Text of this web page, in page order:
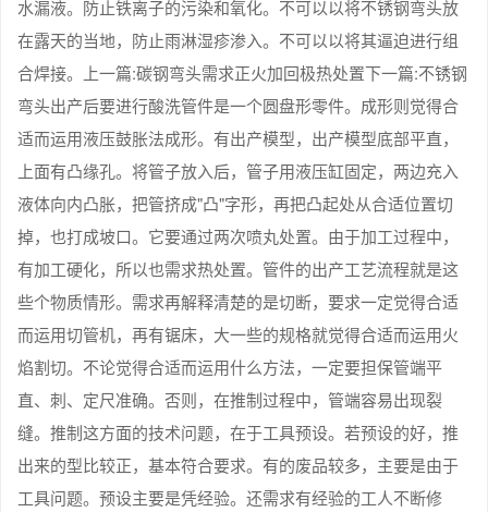
水漏液。防止铁离子的污染和氧化。不可以以将不锈钢弯头放
在露天的当地，防止雨淋湿疹渗入。不可以以将其逼迫进行组
合焊接。上一篇:碳钢弯头需求正火加回极热处置下一篇:不锈钢
弯头出产后要进行酸洗管件是一个圆盘形零件。成形则觉得合
适而运用液压鼓胀法成形。有出产模型，出产模型底部平直，
上面有凸缘孔。将管子放入后，管子用液压缸固定，两边充入
液体向内凸胀，把管挤成"凸"字形，再把凸起处从合适位置切
掉，也打成坡口。它要通过两次喷丸处置。由于加工过程中，
有加工硬化，所以也需求热处置。管件的出产工艺流程就是这
些个物质情形。需求再解释清楚的是切断，要求一定觉得合适
而运用切管机，再有锯床，大一些的规格就觉得合适而运用火
焰割切。不论觉得合适而运用什么方法，一定要担保管端平
直、刺、定尺准确。否则，在推制过程中，管端容易出现裂
缝。推制这方面的技术问题，在于工具预设。若预设的好，推
出来的型比较正，基本符合要求。有的废品较多，主要是由于
工具问题。预设主要是凭经验。还需求有经验的工人不断修